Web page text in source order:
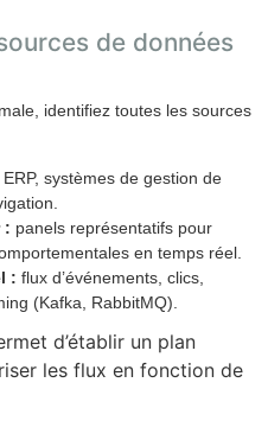
de données
identifiez toutes les sources
systèmes de gestion de
: panels représentatifs pour
en temps réel.
: flux d’événements, clics,
(Kafka, RabbitMQ).
d’établir un plan
les flux en fonction de